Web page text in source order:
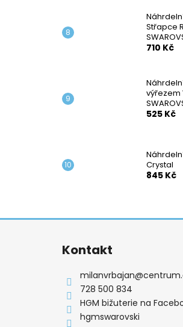
Střapce
710 Kč
výřezem
525 Kč
Crystal
845 Kč
Z
Kontakt
milanvrbajan@
728 500 834
HGM bižuterie na
hgmswarovski